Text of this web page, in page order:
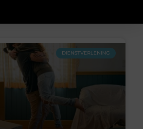
DIENSTVERLENING